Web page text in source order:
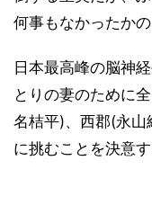
何事もなかったか
日本最高峰の脳神
とりの妻のために
名桔平)、西郡(永
に挑むことを決意す